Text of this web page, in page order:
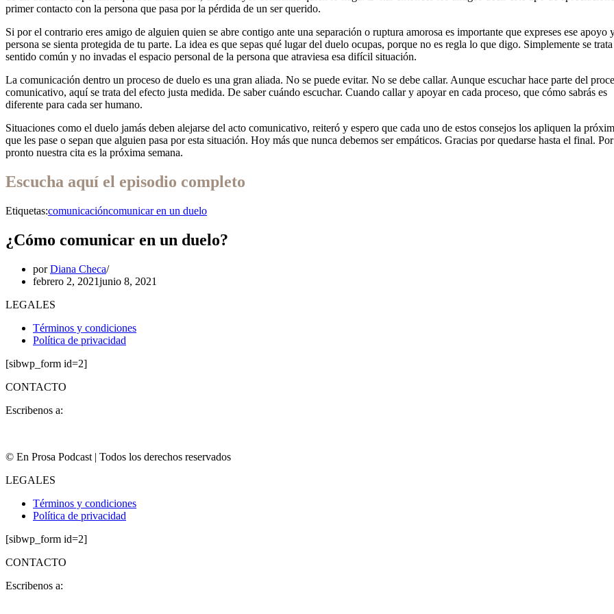
primer contacto con la persona que pasa por la pérdida de un ser querido.
Si por el contrario eres amigo de alguien quien se abre contigo ante una separación o ruptura amorosa es importante que expreses ese apoyo
persona se sienta protegida de tu parte. La idea es que sepas qué lugar del duelo ocupas, porque no es regla lo que digo. Simplemente se
sentido común y no invadas el espacio personal de la persona que atraviesa esa difícil situación.
La comunicación dentro un proceso de duelo es una gran aliada. No se puede evitar. No se debe callar. Aunque escuchar hace parte del
comunicativo, aquí se trata del efecto justa medida. De saber cuándo escuchar. Cuando callar y apoyar en cada proceso, que cómo sabrás es
diferente para cada ser humano.
Situaciones como el duelo jamás deben alejarse del acto comunicativo, reiteró y espero que cada uno de estos consejos los apliquen la
que les pase o sepan que alguien pasa por esta situación. Hoy más que nunca debemos ser empáticos. Gracias por quedarse hasta el final.
pronto nuestra cita es la próxima semana.
Escucha aquí el episodio completo
Etiquetas:comunicacióncomunicar en un duelo
¿Cómo comunicar en un duelo?
porDiana Checa
febrero 2, 2021junio 8, 2021
LEGALES
Términos y condiciones
Política de privacidad
[sibwp_form id=2]
CONTACTO
Escribenos a:
© En Prosa Podcast | Todos los derechos reservados
LEGALES
Términos y condiciones
Política de privacidad
[sibwp_form id=2]
CONTACTO
Escribenos a: